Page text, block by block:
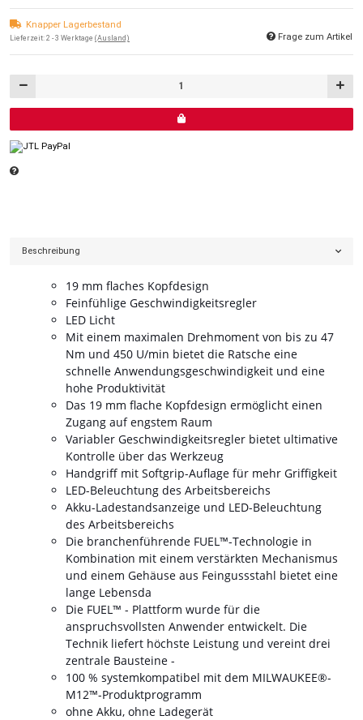
Knapper Lagerbestand
Lieferzeit: 2 - 3 Werktage (Ausland) Frage zum Artikel
Beschreibung
19 mm flaches Kopfdesign
Feinfühlige Geschwindigkeitsregler
LED Licht
Mit einem maximalen Drehmoment von bis zu 47
Nm und 450 U/min bietet die Ratsche eine
schnelle Anwendungsgeschwindigkeit und eine
hohe Produktivität
Das 19 mm flache Kopfdesign ermöglicht einen
Zugang auf engstem Raum
Variabler Geschwindigkeitsregler bietet ultimative
Kontrolle über das Werkzeug
Handgriff mit Softgrip-Auflage für mehr Griffigkeit
LED-Beleuchtung des Arbeitsbereichs
Akku-Ladestandsanzeige und LED-Beleuchtung
des Arbeitsbereichs
Die branchenführende FUEL™-Technologie in
Kombination mit einem verstärkten Mechanismus
und einem Gehäuse aus Feingussstahl bietet eine
lange Lebensda
Die FUEL™ - Plattform wurde für die
anspruchsvollsten Anwender entwickelt. Die
Technik liefert höchste Leistung und vereint drei
zentrale Bausteine -
100 % systemkompatibel mit dem MILWAUKEE®-
M12™-Produktprogramm
ohne Akku, ohne Ladegerät